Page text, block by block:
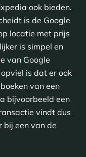
ook bieden.
is de Google
locatie met prijs
is simpel en
van Google
is dat er ook
van een
bijvoorbeeld een
vindt dus
bij een van de